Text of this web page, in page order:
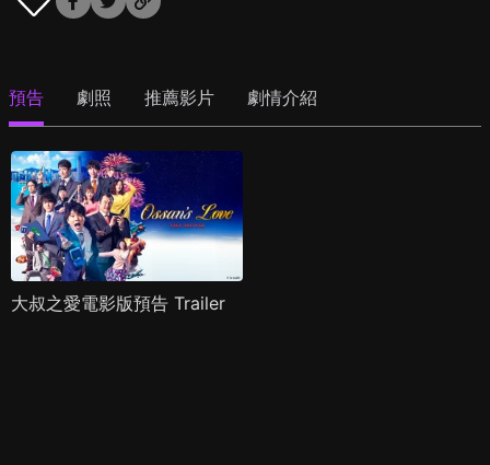
預告 劇照 推薦影片 劇情介紹
大叔之愛電影版預告 Trailer